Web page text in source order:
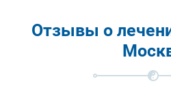
Отзывы о